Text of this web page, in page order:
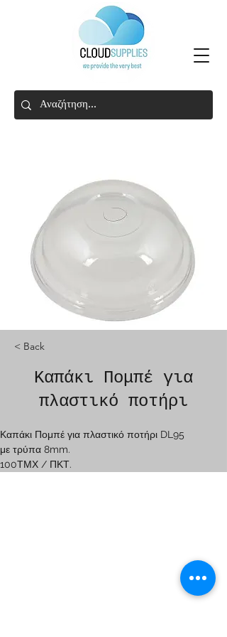
< Back
Καπάκι Πομπέ για
πλαστικό ποτήρι
Καπάκι Πομπέ για πλαστικό ποτήρι DL95
με τρύπα 8mm.
100ΤΜΧ / ΠΚΤ.